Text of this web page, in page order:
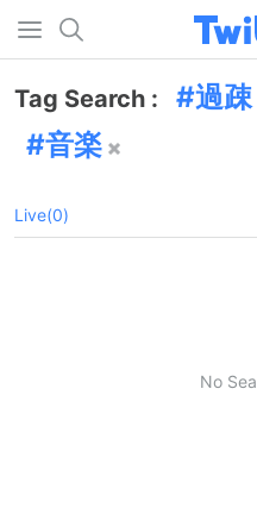
Tag Search : 過疎
音楽
Live(0)
No